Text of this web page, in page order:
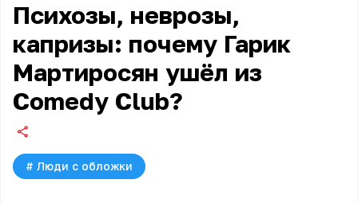
Психозы, неврозы,
капризы: почему Гарик
Мартиросян ушёл из
Comedy Club?
# Люди с обложки